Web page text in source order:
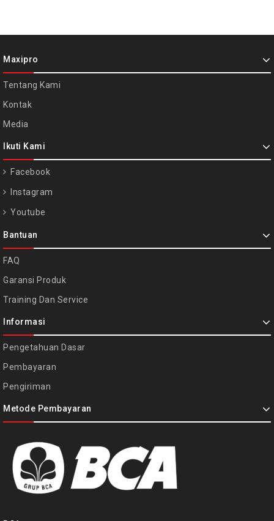
Maxipro
Tentang Kami
Kontak
Media
Ikuti Kami
Facebook
Instagram
Youtube
Bantuan
FAQ
Garansi Produk
Training Dan Service
Informasi
Pengetahuan Dasar
Pembayaran
Pengiriman
Metode Pembayaran